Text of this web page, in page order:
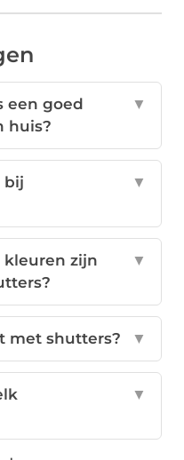
een goed
huis?
▼
bij
▼
kleuren zijn
▼
met shutters? ▼
▼